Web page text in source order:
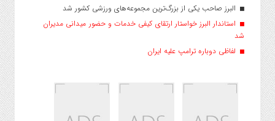
البرز صاحب یکی از بزرگ‌ترین مجموعه‌های ورزشی کشور شد
استاندار البرز خواستار ارتقای کیفی خدمات و حضور میدانی مدیران
شد
لفاظی دوباره ترامپ علیه ایران